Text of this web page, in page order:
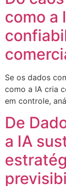
como a
Se os dados
como a IA cria
em controle,
De
a IA